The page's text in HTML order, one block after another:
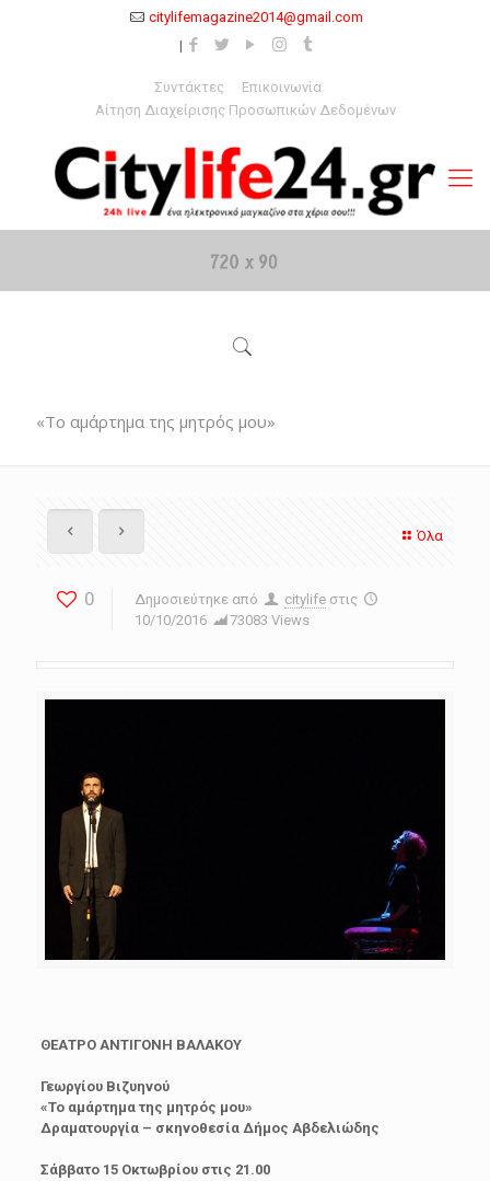
citylifemagazine2014@gmail.com
Συντάκτες
Επικοινωνία
Αίτηση Διαχείρισης Προσωπικών Δεδομένων
«Το αμάρτημα της μητρός μου»
Όλα
0 Δημοσιεύτηκε από citylife στις
10/10/2016
73083 Views
ΘΕΑΤΡΟ ΑΝΤΙΓΟΝΗ ΒΑΛΑΚΟΥ
Γεωργίου Βιζυηνού
«Το αμάρτημα της μητρός μου»
Δραματουργία – σκηνοθεσία Δήμος Αβδελιώδης
Σάββατο 15 Οκτωβρίου στις 21.00